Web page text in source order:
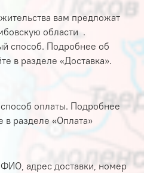
вам предложат
области .
способ. Подробнее об
в разделе «Доставка».
оплаты. Подробнее
в разделе «Оплата»
адрес доставки, номер